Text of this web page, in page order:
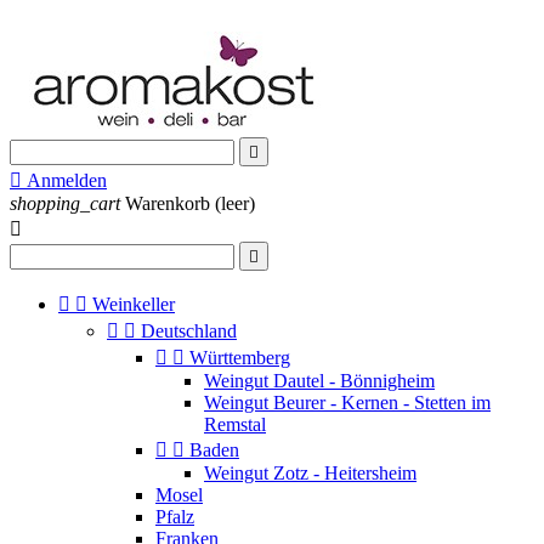

 Anmelden
shopping_cart Warenkorb (leer)


  Weinkeller
  Deutschland
  Württemberg
Weingut Dautel - Bönnigheim
Weingut Beurer - Kernen - Stetten im
Remstal
  Baden
Weingut Zotz - Heitersheim
Mosel
Pfalz
Franken